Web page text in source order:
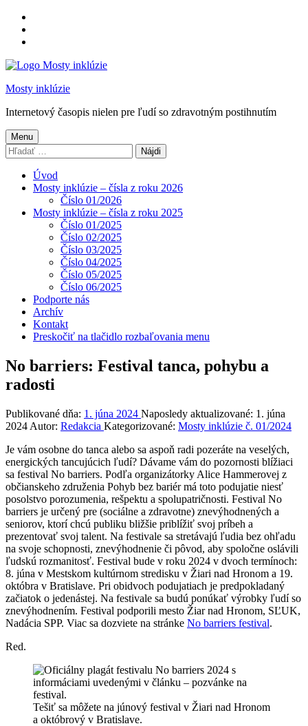
obsah
pätičku
Mosty inklúzie
Internetový časopis nielen pre ľudí so zdravotným postihnutím
Menu
Hľadať:
Úvod
Mosty inklúzie – čísla z roku 2026
Číslo 01/2026
Mosty inklúzie – čísla z roku 2025
Číslo 01/2025
Číslo 02/2025
Číslo 03/2025
Číslo 04/2025
Číslo 05/2025
Číslo 06/2025
Podporte nás
Archív
Kontakt
Preskočiť na tlačidlo rozbaľovania menu
No barriers: Festival tanca, pohybu a
radosti
Publikované dňa: 1. júna 2024 Naposledy aktualizované: 1. júna
2024 Autor: Redakcia Kategorizované: Mosty inklúzie č. 01/2024
Je vám osobne do tanca alebo sa aspoň radi pozeráte na veselých,
energických tancujúcich ľudí? Dávame vám do pozornosti blížiaci
sa festival No barriers. Podľa organizátorky Alice Hammerovej z
občianskeho združenia Pohyb bez bariér má toto podujatie niesť
posolstvo porozumenia, rešpektu a spolupatričnosti. Festival No
barriers je určený pre (sociálne a zdravotne) znevýhodnených a
seniorov, ktorí chcú publiku bližšie priblížiť svoj príbeh a
prezentovať svoj talent. Na festivale sa stretávajú ľudia bez ohľadu
na svoje schopnosti, znevýhodnenie či pôvod, aby spoločne oslávili
ľudskú rozmanitosť. Festival bude v roku 2024 v dvoch termínoch:
8. júna v Mestskom kultúrnom stredisku v Žiari nad Hronom a 19.
októbra v Bratislave. Pri obidvoch podujatiach je predpokladaný
začiatok o jedenástej. Na festivale sa budú ponúkať výrobky ľudí so
znevýhodnením. Festival podporili mesto Žiar nad Hronom, SĽUK,
Nadácia SPP. Viac sa dozviete na stránke No barriers festival.
Red.
Tešiť sa môžete na júnový festival v Žiari nad Hronom
a októbrový v Bratislave.